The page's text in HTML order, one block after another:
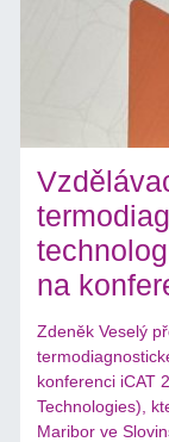
na
Zdeněk Veselý
konferenci iCAT
Technologies),
Maribor ve